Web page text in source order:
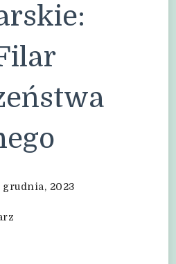
grudnia, 2023